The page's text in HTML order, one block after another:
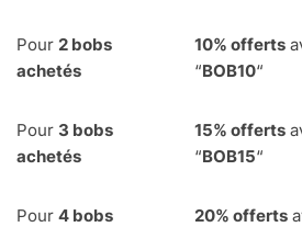
Pour 2 bobs
achetés
10% offerts
“BOB10“
Pour 3 bobs
achetés
15% offerts
“BOB15“
Pour 4 bobs
20% offerts